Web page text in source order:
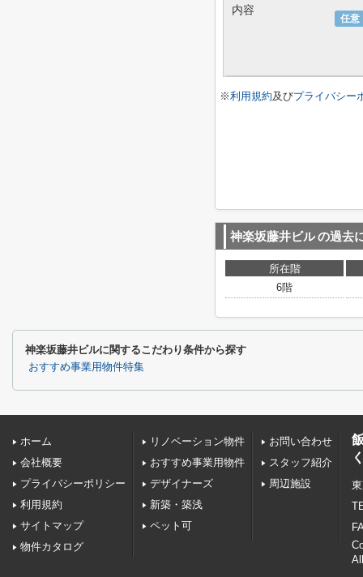
任意
内容
※利用規約及びプライバシー
神楽坂藤井ビルの過去
所在階
6階
神楽坂藤井ビルに関するこだわり条件から探す
おすすめ事業用物件特集
ホーム
会社概要
プライバシーポリシー
利用規約
サイトマップ
物件カタログ
リノベーション物件
おすすめ事業用物件
デザイナーズ
新築・築浅
ペット可
お問い合わせ
スタッフ紹介
周辺施設